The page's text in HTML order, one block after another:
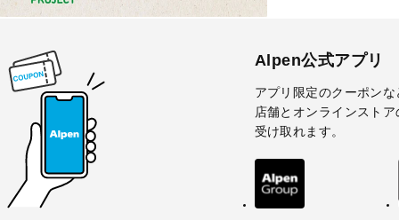
Alpen公式アプリ
アプリ限定のクーポンな
店舗とオンラインスト
受け取れます。